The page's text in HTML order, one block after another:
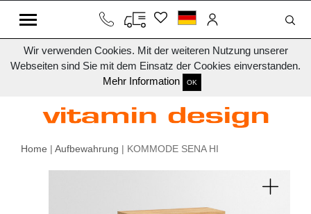
Wir verwenden Cookies. Mit der weiteren Nutzung unserer
Webseiten sind Sie mit dem Einsatz der Cookies einverstanden.
Mehr Information
OK
Home | Aufbewahrung | KOMMODE SENA HI